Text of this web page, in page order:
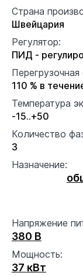
Страна
Швейцария
Регулятор:
ПИД -
110 % в
Температура
-15..+50
Количество
3
Назначение:
Напряжение
380 В
Мощность:
37 кВт